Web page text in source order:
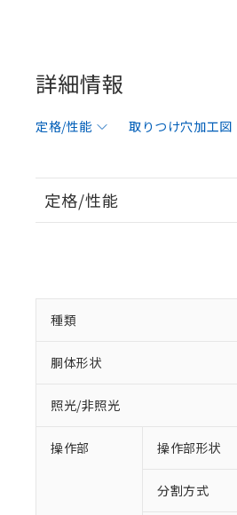
詳細情報
定格/性能 取りつけ穴加工図
定格/性能
種類
胴体形状
照光/非照光
操作部 操作部形状
分割方式